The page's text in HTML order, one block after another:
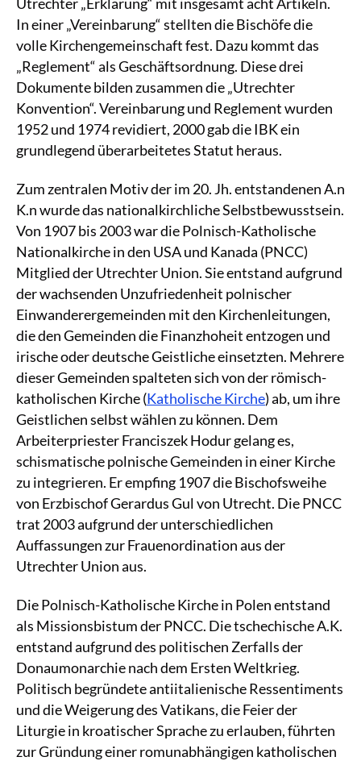
In einer „Vereinbarung“ stellten die Bischöfe die
volle Kirchengemeinschaft fest. Dazu kommt das
„Reglement“ als Geschäftsordnung. Diese drei
Dokumente bilden zusammen die „Utrechter
Konvention“. Vereinbarung und Reglement wurden
1952 und 1974 revidiert, 2000 gab die IBK ein
grundlegend überarbeitetes Statut heraus.
Zum zentralen Motiv der im 20. Jh. entstandenen A.n
K.n wurde das nationalkirchliche Selbstbewusstsein.
Von 1907 bis 2003 war die Polnisch-Katholische
Nationalkirche in den USA und Kanada (PNCC)
Mitglied der Utrechter Union. Sie entstand aufgrund
der wachsenden Unzufriedenheit polnischer
Einwanderergemeinden mit den Kirchenleitungen,
die den Gemeinden die Finanzhoheit entzogen und
irische oder deutsche Geistliche einsetzten. Mehrere
dieser Gemeinden spalteten sich von der römisch-
katholischen Kirche (Katholische Kirche) ab, um ihre
Geistlichen selbst wählen zu können. Dem
Arbeiterpriester Franciszek Hodur gelang es,
schismatische polnische Gemeinden in einer Kirche
zu integrieren. Er empfing 1907 die Bischofsweihe
von Erzbischof Gerardus Gul von Utrecht. Die PNCC
trat 2003 aufgrund der unterschiedlichen
Auffassungen zur Frauenordination aus der
Utrechter Union aus.
Die Polnisch-Katholische Kirche in Polen entstand
als Missionsbistum der PNCC. Die tschechische A.K.
entstand aufgrund des politischen Zerfalls der
Donaumonarchie nach dem Ersten Weltkrieg.
Politisch begründete antiitalienische Ressentiments
und die Weigerung des Vatikans, die Feier der
Liturgie in kroatischer Sprache zu erlauben, führten
zur Gründung einer romunabhängigen katholischen